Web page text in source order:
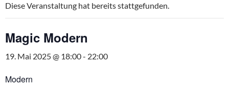
Diese Veranstaltung hat bereits stattgefunden.
Magic Modern
19. Mai 2025 @ 18:00- 22:00
Modern